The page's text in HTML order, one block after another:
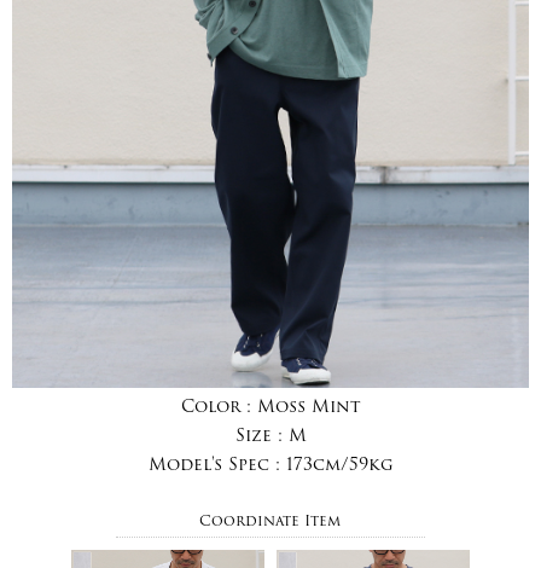
Color : Moss Mint
Size : M
Model's Spec : 173cm/59kg
Coordinate Item